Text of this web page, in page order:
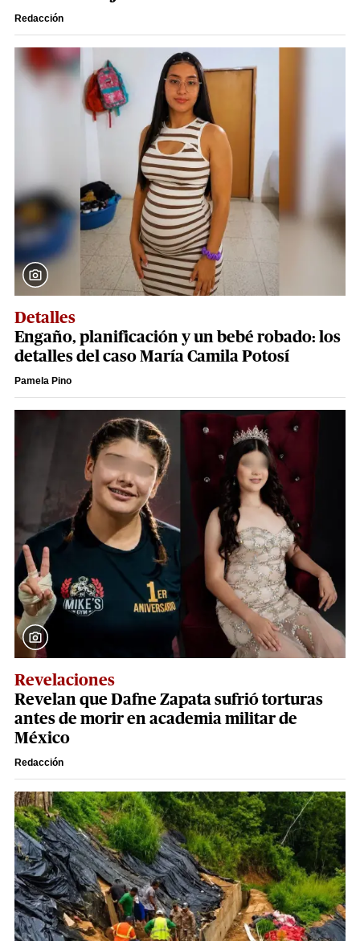
Redacción
Detalles
Engaño, planificación y un bebé robado: los
detalles del caso María Camila Potosí
Pamela Pino
Revelaciones
Revelan que Dafne Zapata sufrió torturas
antes de morir en academia militar de
México
Redacción